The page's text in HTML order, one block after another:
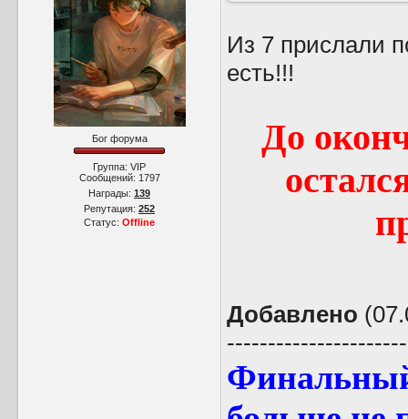
Бог форума
Группа: VIP
Сообщений: 1797
Награды: 139
Репутация: 252
Статус: Offline
Из 7 прислали
есть!!!
До
Добавлено